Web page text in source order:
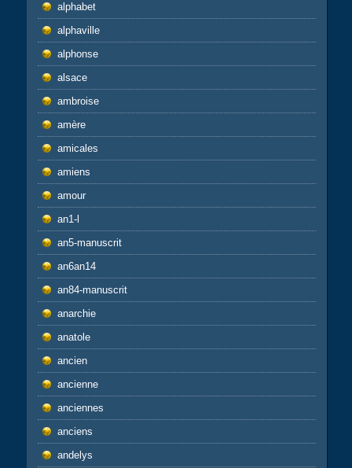
alphabet
alphaville
alphonse
alsace
ambroise
amère
amicales
amiens
amour
an1-l
an5-manuscrit
an6an14
an84-manuscrit
anarchie
anatole
ancien
ancienne
anciennes
anciens
andelys